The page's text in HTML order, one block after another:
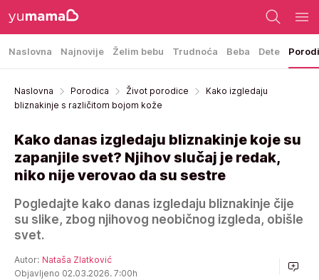
Naslovna Najnovije Želim bebu Trudnoća Beba Dete
Naslovna Porodica Život porodice
Kako izgledaju
bliznakinje s različitom bojom kože
Kako danas izgledaju bliznakinje koje su
zapanjile svet? Njihov slučaj je redak,
niko nije verovao da su sestre
Pogledajte kako danas izgledaju bliznakinje čije
su slike, zbog njihovog neobičnog izgleda, obišle
svet.
Autor: Nataša Zlatković
Objavljeno 02.03.2026. 7:00h